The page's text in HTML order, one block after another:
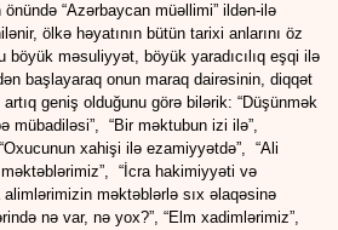
“Azərbaycan müəllimi” ildən-ilə
ölkə həyatının bütün tarixi anlarını öz
böyük məsuliyyət, böyük yaradıcılıq eşqi ilə
başlayaraq onun maraq dairəsinin, diqqət
artıq geniş olduğunu görə bilərik: “Düşünmək
mübadiləsi”, “Bir məktubun izi ilə”,
xahişi ilə ezamiyyətdə”, “Ali
məktəblərimiz”, “İcra hakimiyyəti və
alimlərimizin məktəblərlə sıx əlaqəsinə
nə var, nə yox?”, “Elm xadimlərimiz”,